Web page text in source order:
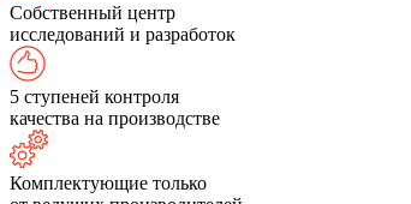
Собственный центр
исследований и разработок
5 ступеней контроля
качества на производстве
Комплектующие только